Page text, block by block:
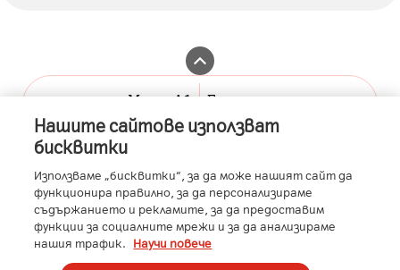
Моят А1
Бизнес портал
A1.bg
А1 бизнес клиенти
Общи условия
A1 AustriaA1 CroatiaA1 SerbiaA1 BelarusA1 Bulgaria
A1 MacedoniaA1 Slovenia
Нашите сайтове използват
бисквитки
Използваме „бисквитки“, за да може нашият сайт да
функционира правилно, за да персонализираме
съдържанието и рекламите, за да предоставим
функции за социалните мрежи и за да анализираме
нашия трафик. Научи повече